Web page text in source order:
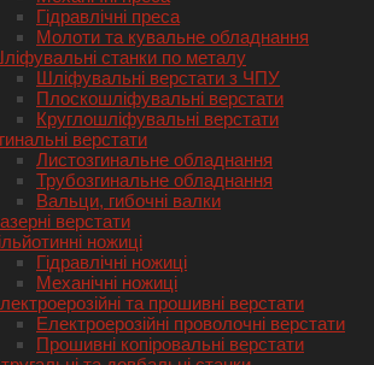
Гідравлічні преса
Молоти та кувальне обладнання
станки по металу
Шліфувальні верстати з ЧПУ
Плоскошліфувальні верстати
Круглошліфувальні верстати
верстати
Листозгинальне обладнання
Трубозгинальне обладнання
Вальци, гибочні валки
верстати
ножиці
Гідравлічні ножиці
Механічні ножиці
та прошивні верстати
Електроерозійні проволочні верстати
Прошивні копіровальні верстати